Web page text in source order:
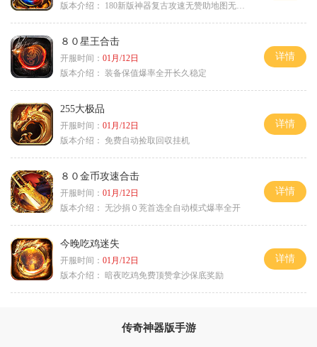
版本介绍：
180新版神器复古攻速无赞助地图无排行
８０星王合击
开服时间： 01月/12日
版本介绍： 装备保值爆率全开长久稳定
详情
255大极品
开服时间： 01月/12日
版本介绍： 免费自动捡取回収挂机
详情
８０金币攻速合击
开服时间： 01月/12日
版本介绍： 无沙捐０茺首选全自动模式爆率全开
详情
今晚吃鸡迷失
开服时间： 01月/12日
版本介绍：
暗夜吃鸡免费顶赞拿沙保底奖励
详情
传奇神器版手游